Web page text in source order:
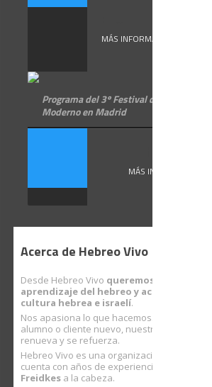
MÁS INFORMACIÓN
Programa del 3º Festival de Hebreo
Moderno en Madrid
MÁS INFORMACIÓN
Acerca de Hebreo Vivo
Desde Hebreo Vivo queremos facilitarte
aprendizaje del hebreo y acercarte a la
cultura hebrea e israelí.
Nos apasiona lo que hacemos. Con cada
alumno o cliente nuevo, nuestra ilusión se
renueva y se refuerza.
Hebreo Vivo es una organización sólida que
cuenta con años de experiencia… con
Freidkes a la cabeza.